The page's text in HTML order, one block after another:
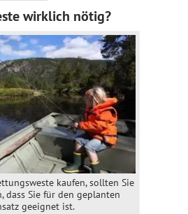
wirklich nötig?
kaufen, sollten Sie
dass Sie für den geplanten
geeignet ist.